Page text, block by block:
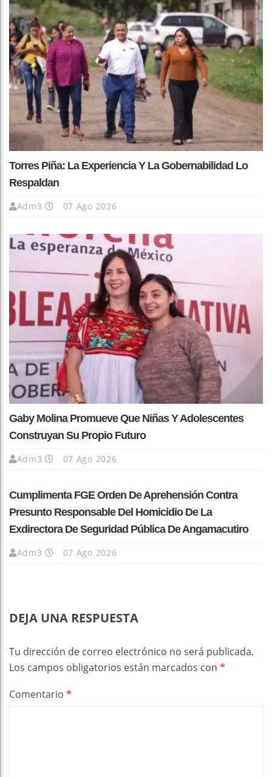
Torres Piña: La Experiencia Y La Gobernabilidad Lo
Respaldan
Adm3 07 Ago 2026
Gaby Molina Promueve Que Niñas Y Adolescentes
Construyan Su Propio Futuro
Adm3 07 Ago 2026
Cumplimenta FGE Orden De Aprehensión Contra
Presunto Responsable Del Homicidio De La
Exdirectora De Seguridad Pública De Angamacutiro
Adm3 07 Ago 2026
DEJA UNA RESPUESTA
Tu dirección de correo electrónico no será publicada.
Los campos obligatorios están marcados con *
Comentario *